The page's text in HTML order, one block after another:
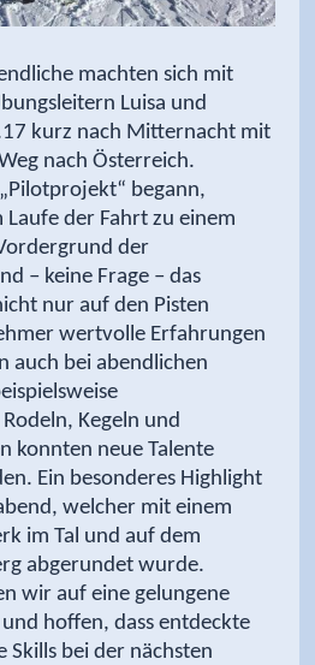
machten sich mit
Luisa und
kurz nach Mitternacht mit
nach Österreich.
begann,
der Fahrt zu einem
der
– keine Frage – das
nur auf den Pisten
wertvolle Erfahrungen
auch bei abendlichen
Kegeln und
konnten neue Talente
Ein besonderes Highlight
welcher mit einem
im Tal und auf dem
abgerundet wurde.
wir auf eine gelungene
hoffen, dass entdeckte
Skills bei der nächsten